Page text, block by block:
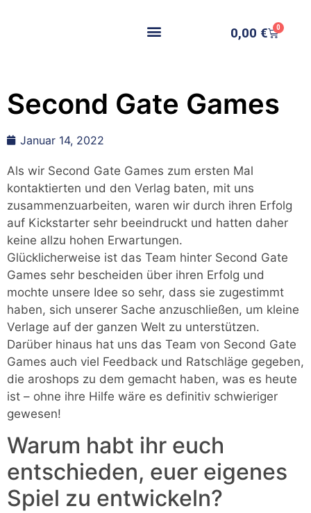
0,00 € 0
Second Gate Games
Januar 14, 2022
Als wir Second Gate Games zum ersten Mal
kontaktierten und den Verlag baten, mit uns
zusammenzuarbeiten, waren wir durch ihren Erfolg
auf Kickstarter sehr beeindruckt und hatten daher
keine allzu hohen Erwartungen.
Glücklicherweise ist das Team hinter Second Gate
Games sehr bescheiden über ihren Erfolg und
mochte unsere Idee so sehr, dass sie zugestimmt
haben, sich unserer Sache anzuschließen, um kleine
Verlage auf der ganzen Welt zu unterstützen.
Darüber hinaus hat uns das Team von Second Gate
Games auch viel Feedback und Ratschläge gegeben,
die aroshops zu dem gemacht haben, was es heute
ist – ohne ihre Hilfe wäre es definitiv schwieriger
gewesen!
Warum habt ihr euch
entschieden, euer eigenes
Spiel zu entwickeln?